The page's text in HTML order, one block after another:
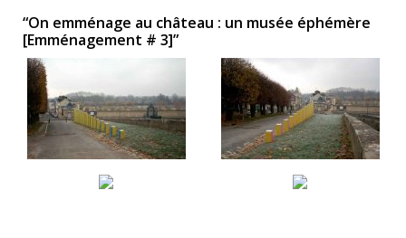
“On emménage au château : un musée éphémère
[Emménagement # 3]”